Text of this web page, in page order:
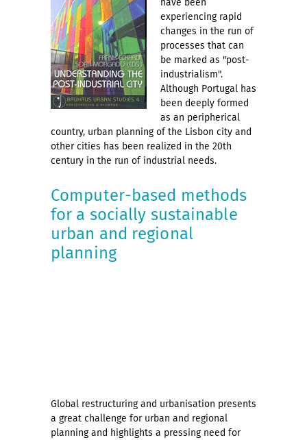
have been
experiencing rapid
changes in the run of
processes that can
be marked as "post-
industrialism".
Although Portugal has
been deeply formed
as an peripherical
country, urban planning of the Lisbon city and
other cities has been realized in the 20th
century in the run of industrial needs.
Computer-based methods
for a socially sustainable
urban and regional
planning
Global restructuring and urbanisation presents
a great challenge for urban and regional
planning and highlights a pressing need for